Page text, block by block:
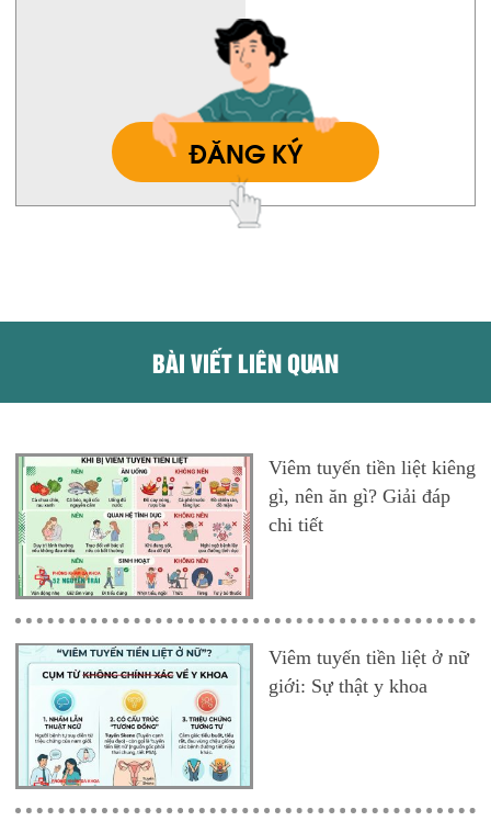
ĐĂNG KÝ
BÀI VIẾT LIÊN QUAN
Viêm tuyến tiền liệt kiêng
gì, nên ăn gì? Giải đáp
chi tiết
Viêm tuyến tiền liệt ở nữ
giới: Sự thật y khoa